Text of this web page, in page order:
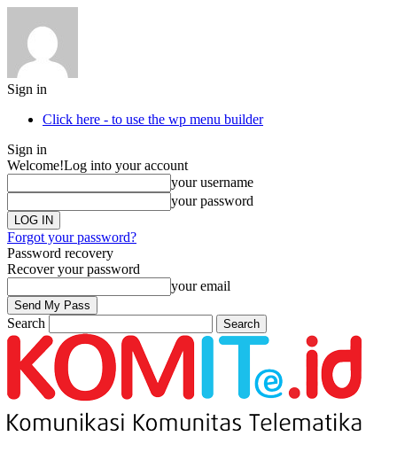
Sign in
Click here - to use the wp menu builder
Sign in
Welcome!Log into your account
your username
your password
Forgot your password?
Password recovery
Recover your password
your email
Search